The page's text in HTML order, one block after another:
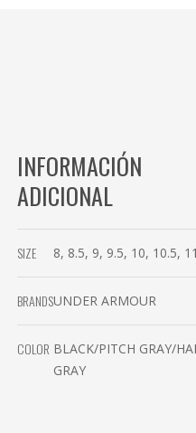
INFORMACIÓN
ADICIONAL
SIZE 8, 8.5, 9, 9.5, 10, 10.5,
BRANDSUNDER ARMOUR
COLOR BLACK/PITCH GRAY/
GRAY